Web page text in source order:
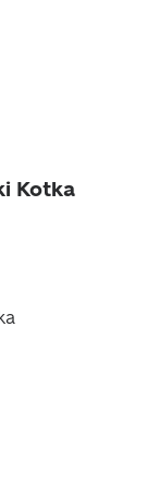
Kotka